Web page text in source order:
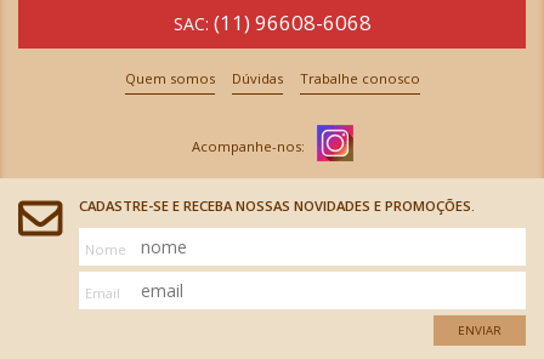
SAC: (11) 96608-6068
Quem somos Dúvidas Trabalhe conosco
CADASTRE-SE E RECEBA NOSSAS NOVIDADES E PROMOÇÕES.
Nome
Email
ENVIAR